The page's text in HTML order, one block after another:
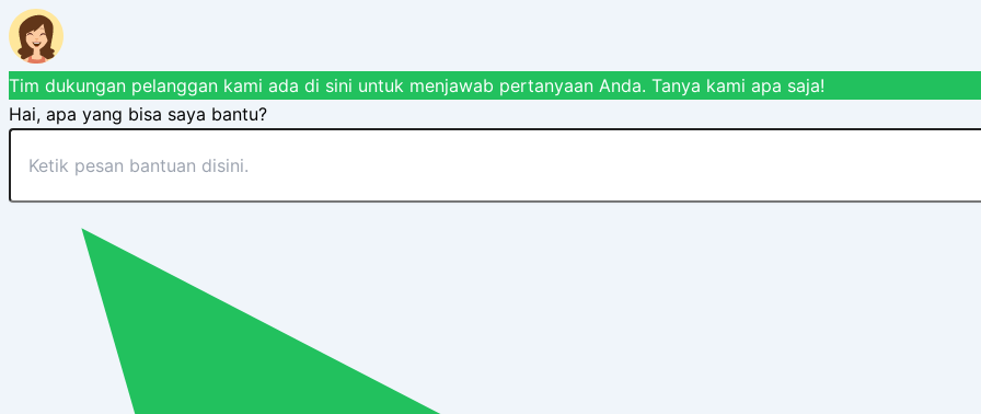
Tim dukungan pelanggan kami ada di sini untuk menjawab pertanyaan Anda. Tanya kami apa saja!
Hai, apa yang bisa saya bantu?